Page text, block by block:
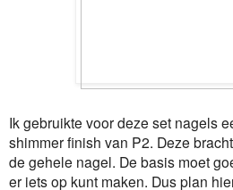
Ik gebruikte voor deze set nagels
shimmer finish van P2. Deze
de gehele nagel. De basis moet
er iets op kunt maken. Dus plan